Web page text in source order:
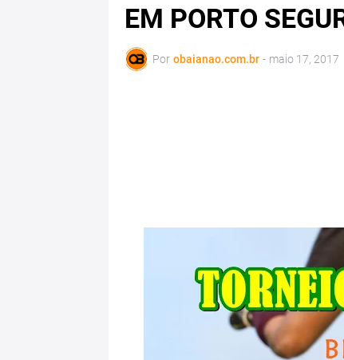
EM PORTO
Por obaianao.com.br - maio 17, 2017